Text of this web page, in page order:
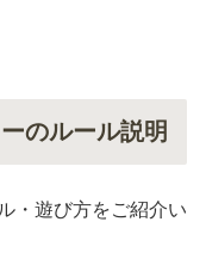
のルール説明
・遊び方をご紹介い